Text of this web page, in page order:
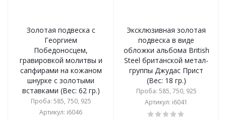
Золотая подвеска с
Георгием
Победоносцем,
гравировкой молитвы и
сапфирами на кожаном
шнурке с золотыми
вставками (Вес: 62 гр.)
Проба: 585, 750, 925
Артикул: i6046
Эксклюзивная золотая
подвеска в виде
обложки альбома British
Steel британской метал-
группы Джудас Прист
(Вес: 18 гр.)
Проба: 585, 750, 925
Артикул: i6041